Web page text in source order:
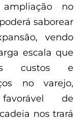
no
saborear
vendo
escala que
custos e
no varejo,
de
nos trará